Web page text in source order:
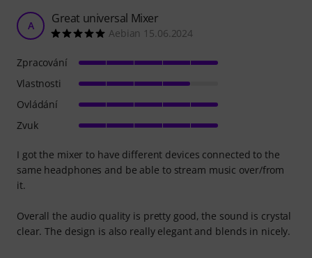
A Great universal Mixer
Aebian 15.06.2024
I got the mixer to have different devices connected to the
same headphones and be able to stream music over/from
it.
Overall the audio quality is pretty good, the sound is crystal
clear. The design is also really elegant and blends in nicely.
Zpracování
Vlastnosti
Ovládání
Zvuk